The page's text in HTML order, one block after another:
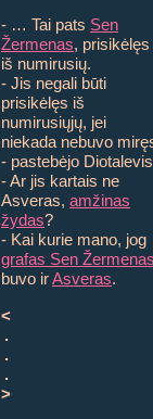
- … Tai pats Sen
Žermenas, prisikėlęs
iš numirusių.
- Jis negali būti
prisikėlęs iš
numirusiųjų, jei
niekada nebuvo
- pastebėjo
- Ar jis kartais ne
Asveras, amžinas
žydas?
- Kai kurie mano, jog
grafas Sen
buvo irAsveras.
<
.
.
.
>